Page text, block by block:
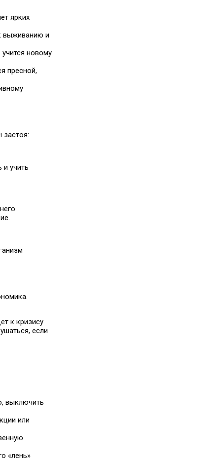
ярких
выживанию и
новому
пресной,
застоя:
и учить
к кризису
если
выключить
или
«лень»